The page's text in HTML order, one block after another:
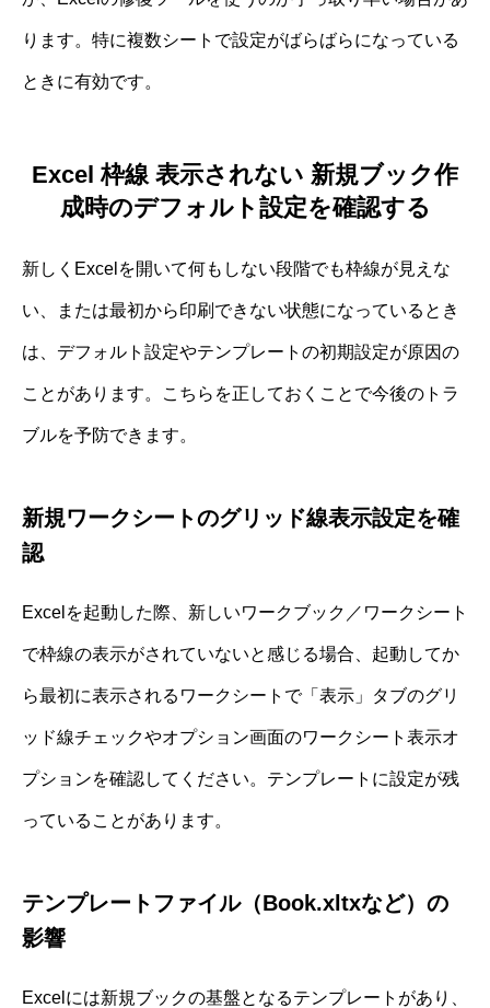
ります。特に複数シートで設定がばらばらになっている
ときに有効です。
Excel 枠線 表示されない 新規ブック作
成時のデフォルト設定を確認する
新しくExcelを開いて何もしない段階でも枠線が見えな
い、または最初から印刷できない状態になっているとき
は、デフォルト設定やテンプレートの初期設定が原因の
ことがあります。こちらを正しておくことで今後のトラ
ブルを予防できます。
新規ワークシートのグリッド線表示設定を確
認
Excelを起動した際、新しいワークブック／ワークシート
で枠線の表示がされていないと感じる場合、起動してか
ら最初に表示されるワークシートで「表示」タブのグリ
ッド線チェックやオプション画面のワークシート表示オ
プションを確認してください。テンプレートに設定が残
っていることがあります。
テンプレートファイル（Book.xltxなど）の
影響
Excelには新規ブックの基盤となるテンプレートがあり、